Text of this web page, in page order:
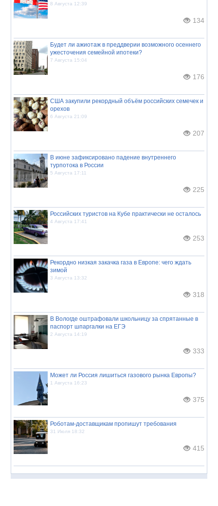
8 Августа 12:39
134
Будет ли ажиотаж в преддверии возможного осеннего
ужесточения семейной ипотеки?
7 Августа 15:04
176
США закупили рекордный объём российских семечек и
орехов
6 Августа 21:09
207
В июне зафиксировано падение внутреннего
турпотока в России
5 Августа 17:11
225
Российских туристов на Кубе практически не осталось
4 Августа 17:41
253
Рекордно низкая закачка газа в Европе: чего ждать
зимой
3 Августа 13:32
318
В Вологде оштрафовали школьницу за спрятанные в
паспорт шпаргалки на ЕГЭ
2 Августа 14:19
333
Может ли Россия лишиться газового рынка Европы?
1 Августа 16:23
375
Роботам-доставщикам пропишут требования
31 Июля 18:32
415